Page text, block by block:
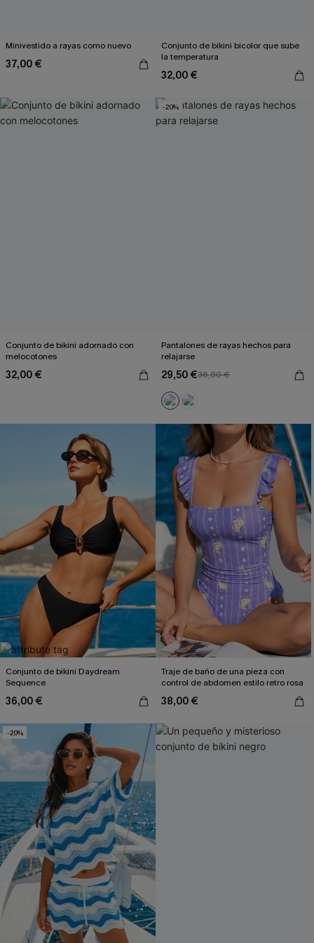
Minivestido a rayas como nuevo
37,00 €
Conjunto de bikini bicolor que sube
la temperatura
32,00 €
Conjunto de bikini adornado con
melocotones
32,00 €
-20%
Pantalones de rayas hechos para
relajarse
29,50 €36,90 €
Conjunto de bikini Daydream
Sequence
36,00 €
Traje de baño de una pieza con
control de abdomen estilo retro rosa
38,00 €
-20%